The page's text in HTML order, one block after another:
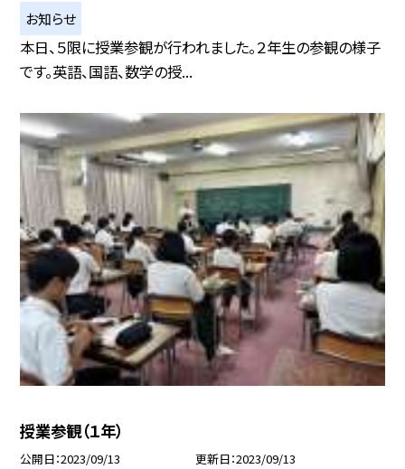
お知らせ
本日、５限に授業参観が行われました。２年生の参観の様子
です。英語、国語、数学の授...
授業参観（１年）
公開日 2023/09/13 更新日 2023/09/13